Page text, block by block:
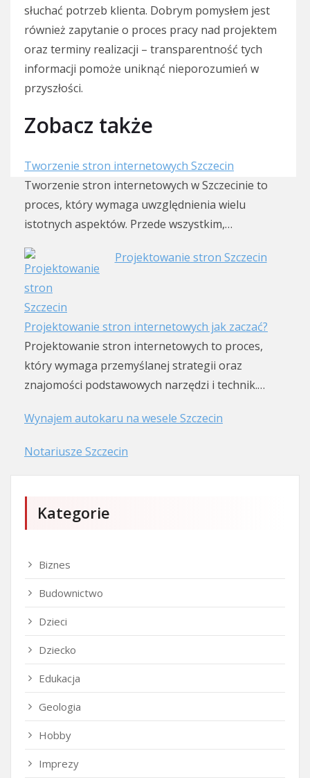
słuchać potrzeb klienta. Dobrym pomysłem jest
również zapytanie o proces pracy nad projektem
oraz terminy realizacji – transparentność tych
informacji pomoże uniknąć nieporozumień w
przyszłości.
Zobacz także
Tworzenie stron internetowych Szczecin
Tworzenie stron internetowych w Szczecinie to
proces, który wymaga uwzględnienia wielu
istotnych aspektów. Przede wszystkim,…
Projektowanie stron Szczecin
Projektowanie stron internetowych jak zaczać?
Projektowanie stron internetowych to proces,
który wymaga przemyślanej strategii oraz
znajomości podstawowych narzędzi i technik.…
Wynajem autokaru na wesele Szczecin
Notariusze Szczecin
Kategorie
Biznes
Budownictwo
Dzieci
Dziecko
Edukacja
Geologia
Hobby
Imprezy